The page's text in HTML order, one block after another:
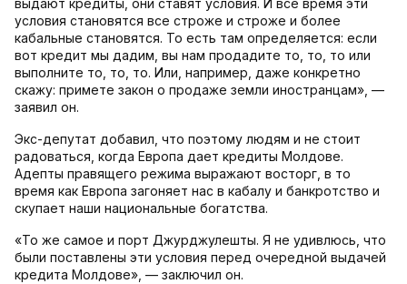
выдают кредиты, они ставят условия. И все время эти
условия становятся все строже и строже и более
кабальные становятся. То есть там определяется: если
вот кредит мы дадим, вы нам продадите то, то, то или
выполните то, то, то. Или, например, даже конкретно
скажу: примете закон о продаже земли иностранцам», —
заявил он.
Экс-депутат добавил, что поэтому людям и не стоит
радоваться, когда Европа дает кредиты Молдове.
Адепты правящего режима выражают восторг, в то
время как Европа загоняет нас в кабалу и банкротство и
скупает наши национальные богатства.
«То же самое и порт Джурджулешты. Я не удивлюсь, что
были поставлены эти условия перед очередной выдачей
кредита Молдове», — заключил он.